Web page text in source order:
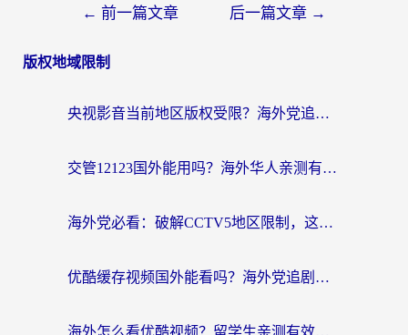
← 前一篇文章 后一篇文章 →
版权地域限制
央视影音当前地区版权受限？海外党追剧看片的终极解决方案来了
交管12123国外能用吗？海外华人亲测有效的回国加速器选择指南
海外党必看：破解CCTV5地区限制，这样看欧洲杯奥运直播才够爽！
优酷缓存视频国外能看吗？海外党追剧看片的终极解决方案来了
海外怎么看优酷视频？留学生亲测有效的回国加速器选择指南